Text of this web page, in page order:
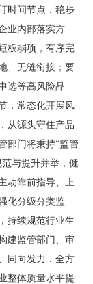
时间节点，稳步
业内部落实方
板弱项，有序完
、无缝衔接；要
选等高风险品
，常态化开展风
从源头守住产品
部门将秉持“监管
与提升并举，健
动靠前指导、上
化分级分类监
持续规范行业生
建监管部门、审
同向发力，全方
整体质量水平提